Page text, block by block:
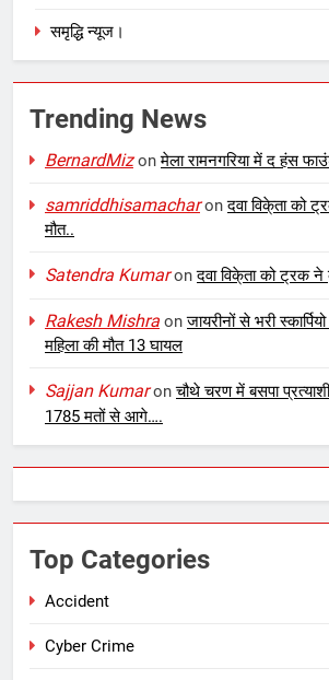
समृद्धि न्यूज।
Trending News
BernardMizonमेला रामनगरिया में द हंस
samriddhisamacharonदवा विके्ता को
मौत..
Satendra Kumaronदवा विके्ता को ट्रक
Rakesh Mishra onजायरीनों से भरी
महिला की मौत 13 घायल
Sajjan Kumaronचौथे चरण में बसपा
1785 मतों से आगे….
Top Categories
Accident
Cyber Crime